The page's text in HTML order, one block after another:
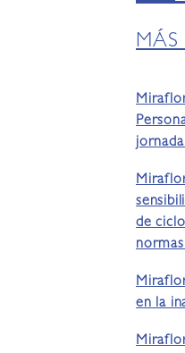
MÁS
de
en la